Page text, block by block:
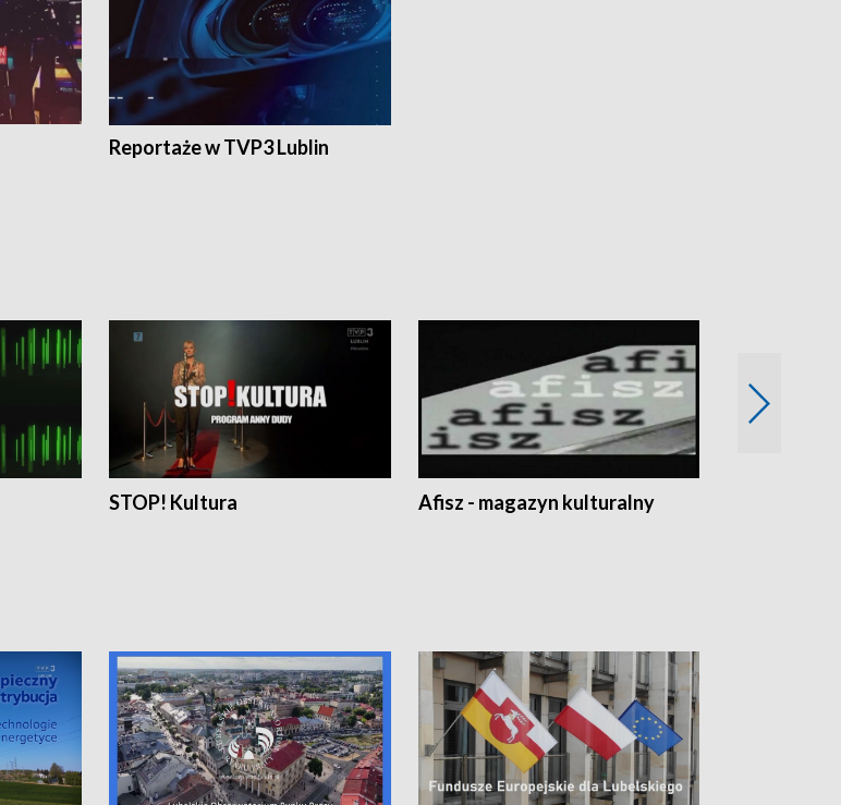
Reportaże w TVP3 Lublin
STOP! Kultura Afisz - magazyn kulturalny